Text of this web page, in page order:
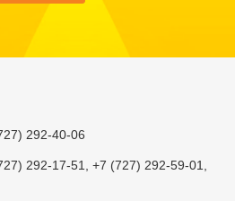
292-40-06
292-17-51 +7 (727) 292-59-01